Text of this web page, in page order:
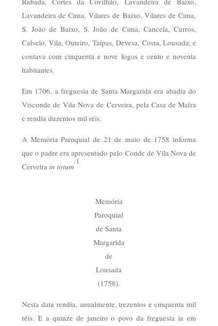
Lavandeira de Cima, Vilares de Baixo, Vilares de Cima,
S. João de Baixo, S. João de Cima, Cancela, Curros,
Calvelo, Vila, Outeiro, Taipas, Devesa, Costa, Lousada; e
contava com cinquenta e nove fogos e cento e noventa
habitantes.
Em 1706, a freguesia de Santa Margarida era abadia do
Visconde de Vila Nova de Cerveira, pela Casa de Mafra
e rendia duzentos mil réis.
A Memória Paroquial de 21 de maio de 1758 informa
que o padre era apresentado pelo Conde de Vila Nova de
Cerveira in totum
. 1
Memória
Paroquial
de Santa
Margarida
de
Lousada
(1758).
Nesta data rendia, anualmente, trezentos e cinquenta mil
réis. E a quinze de janeiro o povo da freguesia ia em